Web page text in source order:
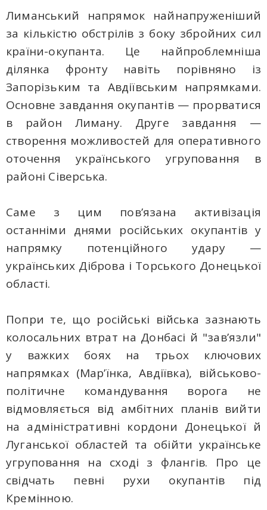
Лиманський напрямок найнапруженіший
за кількістю обстрілів з боку збройних сил
країни-окупанта. Це найпроблемніша
ділянка фронту навіть порівняно із
Запорізьким та Авдіївським напрямками.
Основне завдання окупантів — прорватися
в район Лиману. Друге завдання —
створення можливостей для оперативного
оточення українського угруповання в
районі Сіверська.
Саме з цим пов’язана активізація
останніми днями російських окупантів у
напрямку потенційного удару —
українських Діброва і Торського Донецької
області.
Попри те, що російські війська зазнають
колосальних втрат на Донбасі й "зав’язли"
у важких боях на трьох ключових
напрямках (Мар’їнка, Авдіївка), військово-
політичне командування ворога не
відмовляється від амбітних планів вийти
на адміністративні кордони Донецької й
Луганської областей та обійти українське
угруповання на сході з флангів. Про це
свідчать певні рухи окупантів під
Кремінною.